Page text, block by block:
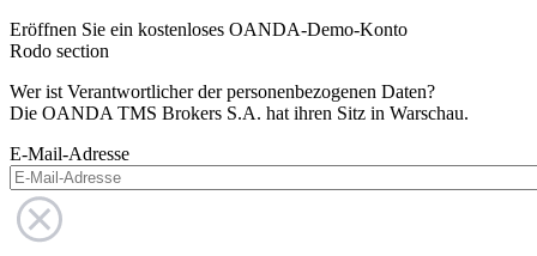
Eröffnen Sie ein kostenloses OANDA-Demo-Konto
Rodo section
Wer ist Verantwortlicher der personenbezogenen Daten?
Die OANDA TMS Brokers S.A. hat ihren Sitz in Warschau.
E-Mail-Adresse